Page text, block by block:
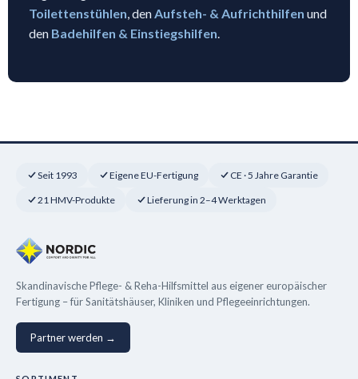
Toilettenstühlen , den Aufsteh- & Aufrichthilfen und
den Badehilfen & Einstiegshilfen
Seit 1993 Eigene EU-Fertigung CE · 5 Jahre Garantie
21 HMV-Produkte Lieferung in 2–4 Werktagen
Skandinavische Pflege- & Reha-Hilfsmittel aus eigener europäischer
Fertigung – für Sanitätshäuser, Kliniken und Pflegeeinrichtungen.
Partner werden →